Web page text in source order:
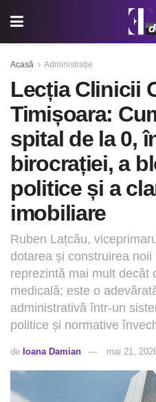
Acasă Administrație
Lecția Clinicii
Timișoara:
spital de la 0,
birocrației, a
politice și a
imobiliare
Ruben Lațcău,
dotarea și construirea
reprezintă mai mult decât
medicală; este o
administrativă într-un
politice și normative
de Ioana Damian mai 21,